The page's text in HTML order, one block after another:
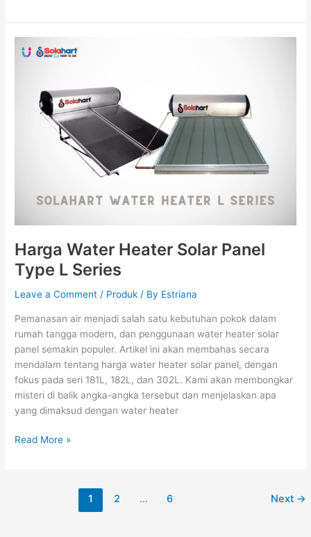
Harga Water Heater Solar Panel
Type L Series
Leave a Comment / Produk / By Estriana
Pemanasan air menjadi salah satu kebutuhan pokok dalam
rumah tangga modern, dan penggunaan water heater solar
panel semakin populer. Artikel ini akan membahas secara
mendalam tentang harga water heater solar panel, dengan
fokus pada seri 181L, 182L, dan 302L. Kami akan membongkar
misteri di balik angka-angka tersebut dan menjelaskan apa
yang dimaksud dengan water heater
Harga
Water
Panel
Read More »
1 2 … 6 Next →